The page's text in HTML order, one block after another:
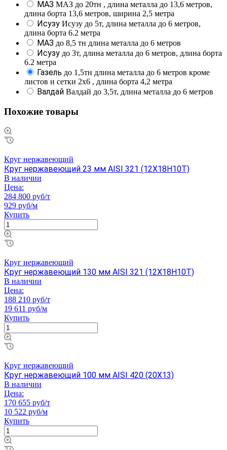
МАЗ МАЗ до 20тн , длина металла до 13,6 метров,
длина борта 13,6 метров, ширина 2,5 метра
Исузу Исузу до 5т, длина металла до 6 метров,
длина борта 6.2 метра
МАЗ до 8,5 тн длина металла до 6 метров
Исузу до 3т, длина металла до 6 метров, длина борта
6.2 метра
Газель до 1,5тн длина металла до 6 метров кроме
листов и сетки 2х6 , длина борта 4,2 метра
Валдай Валдай до 3,5т, длина металла до 6 метров
Похожие товары
Круг нержавеющий
Круг нержавеющий 23 мм AISI 321 (12Х18Н10Т)
В наличии
Цена:
284 800 руб/т
929 руб/м
Купить
Круг нержавеющий
Круг нержавеющий 130 мм AISI 321 (12Х18Н10Т)
В наличии
Цена:
188 210 руб/т
19 611 руб/м
Купить
Круг нержавеющий
Круг нержавеющий 100 мм AISI 420 (20Х13)
В наличии
Цена:
170 655 руб/т
10 522 руб/м
Купить